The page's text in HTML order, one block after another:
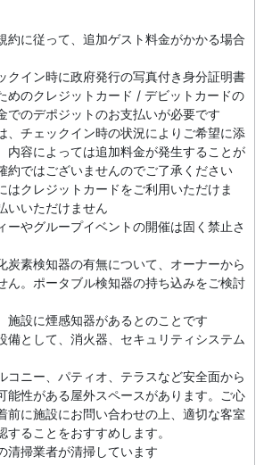
約に従って、追加ゲスト料金がかかる場合
クイン時に政府発行の写真付き身分証明書
めのクレジットカード / デビットカードの
でのデポジットのお支払いが必要です
、チェックイン時の状況によりご希望に添
内容によっては追加料金が発生することが
約ではございませんのでご了承ください
はクレジットカードをご利用いただけま
いいただけません
ーやグループイベントの開催は固く禁止さ
炭素検知器の有無について、オーナーから
ん。ポータブル検知器の持ち込みをご検討
施設に煙感知器があるとのことです
備として、消火器、セキュリティシステム
コニー、パティオ、テラスなど安全面から
能性がある屋外スペースがあります。ご心
前に施設にお問い合わせの上、適切な客室
することをおすすめします。
清掃業者が清掃しています